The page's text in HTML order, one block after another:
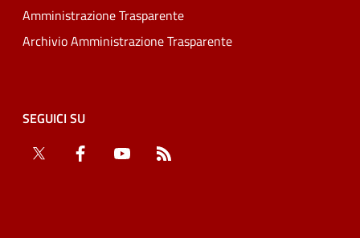
Amministrazione Trasparente
Archivio Amministrazione Trasparente
SEGUICI SU
Twitter
Facebook YouTube